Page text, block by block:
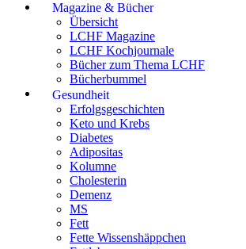
Magazine & Bücher
Übersicht
LCHF Magazine
LCHF Kochjournale
Bücher zum Thema LCHF
Bücherbummel
Gesundheit
Erfolgsgeschichten
Keto und Krebs
Diabetes
Adipositas
Kolumne
Cholesterin
Demenz
MS
Fett
Fette Wissenshäppchen